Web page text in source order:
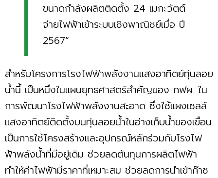
ขนาดกำลังผลิตติดตั้ง 24 เมกะวัตต์
จ่ายไฟฟ้าเข้าระบบเชิงพาณิชย์เมื่อ ปี
2567”
สำหรับโครงการโรงไฟฟ้าพลังงานแสงอาทิตย์ทุ่นลอย
นํ้านี้ เป็นหนึ่งในแผนยุทธศาสตร์สำคัญของ กฟผ. ใน
การพัฒนาโรงไฟฟ้าพลังงานสะอาด ซึ่งใช้แผงเซลล์
แสงอาทิตย์ติดตั้งบนทุ่นลอยนํ้าในอ่างเก็บนํ้าของเขื่อน
เป็นการใช้โครงสร้างและอุปกรณ์หลักร่วมกับโรงไฟ
ฟ้าพลังนํ้าที่มีอยู่เดิม ช่วยลดต้นทุนการผลิตไฟฟ้า
ทำให้ค่าไฟฟ้ามีราคาที่เหมาะสม ช่วยลดการนำเข้าก๊าซ